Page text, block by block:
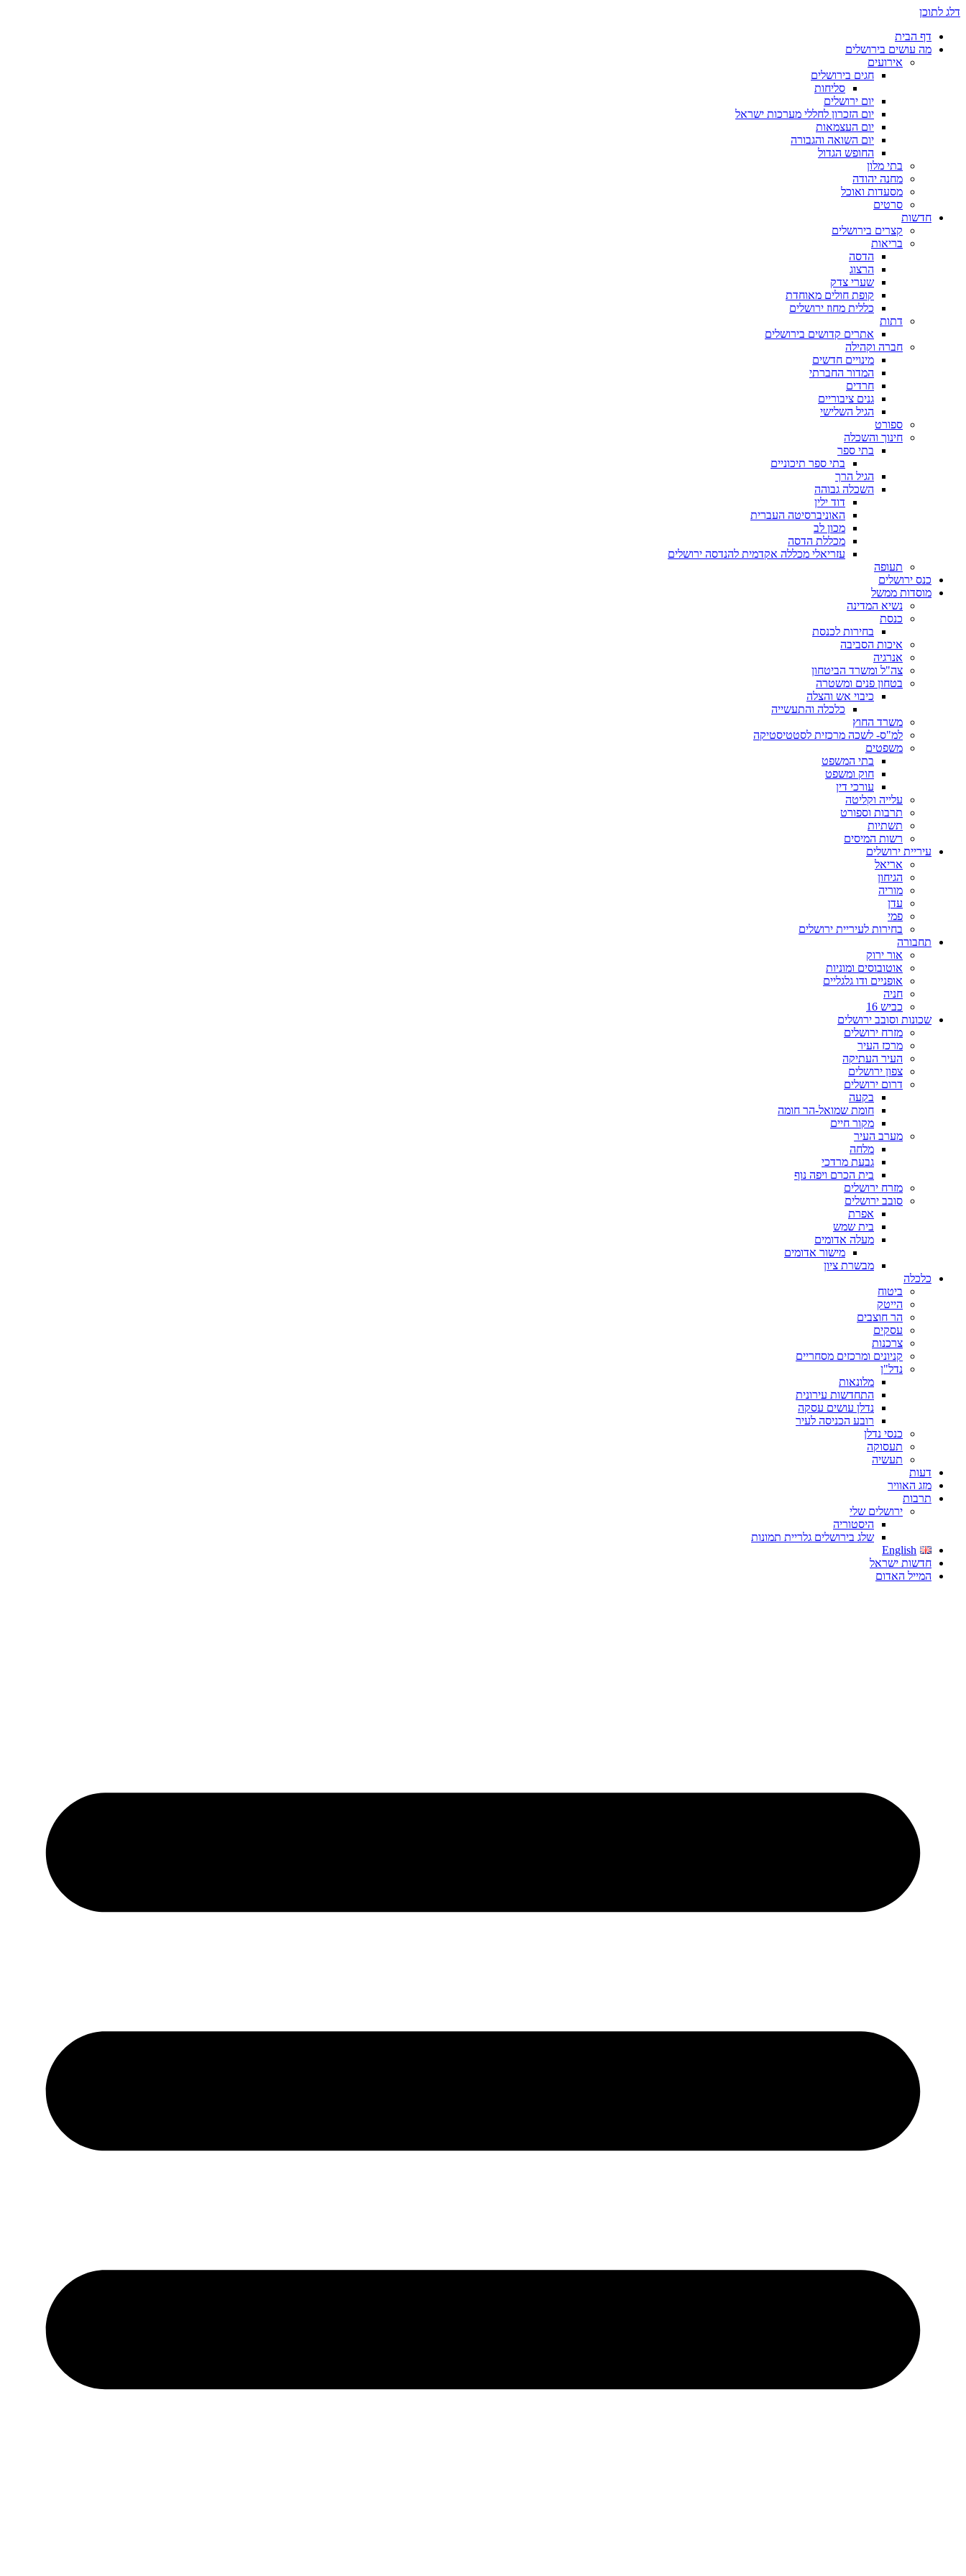
דלג לתוכן
דף הבית
מה עושים בירושלים
אירועים
חגים בירושלים
סליחות
יום ירושלים
יום הזכרון לחללי מערכות ישראל
יום העצמאות
יום השואה והגבורה
החופש הגדול
בתי מלון
מחנה יהודה
מסעדות ואוכל
סרטים
חדשות
קצרים בירושלים
בריאות
הדסה
הרצוג
שערי צדק
קופת חולים מאוחדת
כללית מחוז ירושלים
דתות
אתרים קדושים בירושלים
חברה וקהילה
מינויים חדשים
המדור החברתי
חרדים
גנים ציבוריים
הגיל השלישי
ספורט
חינוך והשכלה
בתי ספר
בתי ספר תיכוניים
הגיל הרך
השכלה גבוהה
דוד ילין
האוניברסיטה העברית
מכון לב
מכללת הדסה
עזריאלי מכללה אקדמית להנדסה ירושלים
תעופה
כנס ירושלים
מוסדות ממשל
נשיא המדינה
כנסת
בחירות לכנסת
איכות הסביבה
אנרגיה
צה"ל ומשרד הביטחון
בטחון פנים ומשטרה
כיבוי אש והצלה
כלכלה והתעשייה
משרד החוץ
למ"ס- לשכה מרכזית לסטטיסטיקה
משפטים
בתי המשפט
חוק ומשפט
עורכי דין
עלייה וקליטה
תרבות וספורט
תשתיות
רשות המיסים
עיריית ירושלים
אריאל
הגיחון
מוריה
עדן
פמי
בחירות לעיריית ירושלים
תחבורה
אור ירוק
אוטובוסים ומוניות
אופניים ודו גלגליים
חניה
כביש 16
שכונות וסובב ירושלים
מזרח ירושלים
מרכז העיר
העיר העתיקה
צפון ירושלים
דרום ירושלים
בקעה
חומת שמואל-הר חומה
מקור חיים
מערב העיר
מלחה
גבעת מרדכי
בית הכרם ויפה נוף
מזרח ירושלים
סובב ירושלים
אפרת
בית שמש
מעלה אדומים
מישור אדומים
מבשרת ציון
כלכלה
ביטוח
הייטק
הר חוצבים
עסקים
צרכנות
קניונים ומרכזים מסחריים
נדל"ן
מלונאות
התחדשות עירונית
נדלן עושים עסקה
רובע הכניסה לעיר
כנסי נדלן
תעסוקה
תעשיה
דעות
מזג האוויר
תרבות
ירושלים שלי
היסטוריה
שלג בירושלים גלריית תמונות
English
חדשות ישראל
המייל האדום